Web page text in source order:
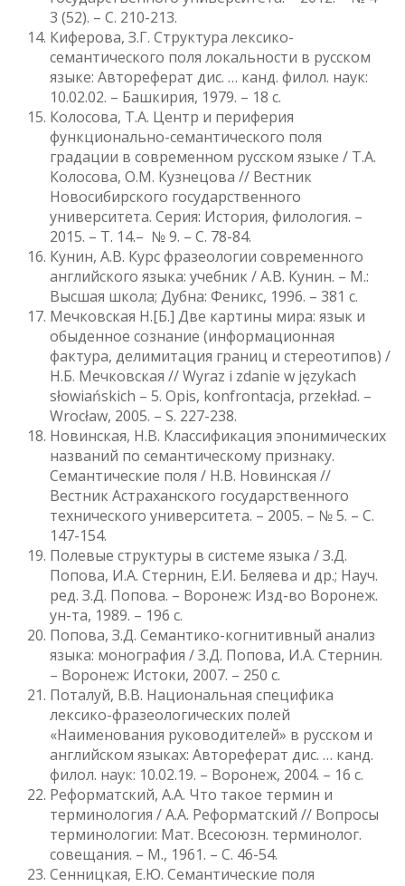
3 (52). – С. 210-213.
Киферова, З.Г. Структура лексико-
семантического поля локальности в русском
языке: Автореферат дис. … канд. филол. наук:
10.02.02. – Башкирия, 1979. – 18 с.
Колосова, Т.А. Центр и периферия
функционально-семантического поля
градации в современном русском языке / Т.А.
Колосова, О.М. Кузнецова // Вестник
Новосибирского государственного
университета. Серия: История, филология. –
2015. – Т. 14.– № 9. – С. 78-84.
Кунин, А.В. Курс фразеологии современного
английского языка: учебник / А.В. Кунин. – М.:
Высшая школа; Дубна: Феникс, 1996. – 381 с.
Мечковская Н.[Б.] Две картины мира: язык и
обыденное сознание (информационная
фактура, делимитация границ и стереотипов) /
Н.Б. Мечковская // Wyraz i zdanie w językach
słowiańskich – 5. Opis, konfrontacja, przekład. –
Wrocław, 2005. – S. 227-238.
Новинская, Н.В. Классификация эпонимических
названий по семантическому признаку.
Семантические поля / Н.В. Новинская //
Вестник Астраханского государственного
технического университета. – 2005. – № 5. – С.
147-154.
Полевые структуры в системе языка / З.Д.
Попова, И.А. Стернин, Е.И. Беляева и др.; Науч.
ред. З.Д. Попова. – Воронеж: Изд-во Воронеж.
ун-та, 1989. – 196 с.
Попова, З.Д. Семантико-когнитивный анализ
языка: монография / З.Д. Попова, И.А. Стернин.
– Воронеж: Истоки, 2007. – 250 с.
Поталуй, В.В. Национальная специфика
лексико-фразеологических полей
«Наименования руководителей» в русском и
английском языках: Автореферат дис. … канд.
филол. наук: 10.02.19. – Воронеж, 2004. – 16 с.
Реформатский, А.А. Что такое термин и
терминология / А.А. Реформатский // Вопросы
терминологии: Мат. Всесоюзн. терминолог.
совещания. – М., 1961. – С. 46-54.
Сенницкая, Е.Ю. Семантические поля